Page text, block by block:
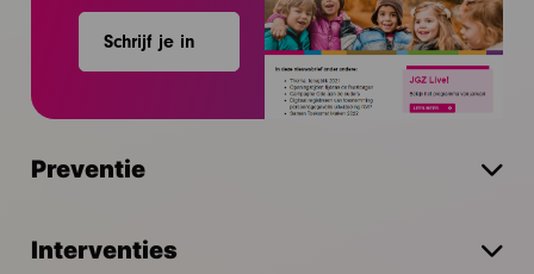
Schrijf je in
Preventie
Interventies